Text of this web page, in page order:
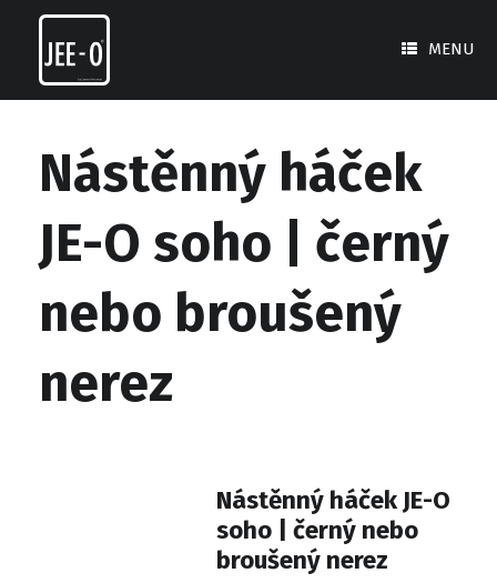
content
MENU
Nástěnný háček
JE-O soho | černý
nebo broušený
nerez
Nástěnný háček JE-O
soho | černý nebo
broušený nerez